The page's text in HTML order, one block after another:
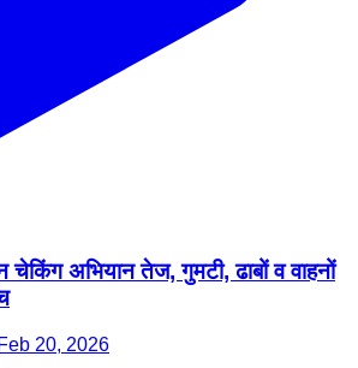
अभियान तेज, गुमटी, ढाबों व वाहनों
20, 2026